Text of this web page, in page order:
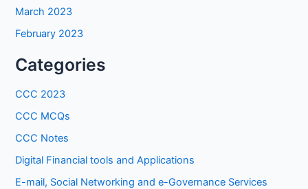
March 2023
February 2023
Categories
CCC 2023
CCC MCQs
CCC Notes
Digital Financial tools and Applications
E-mail, Social Networking and e-Governance Services